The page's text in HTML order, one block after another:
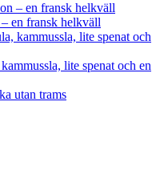
– en fransk helkväll
en fransk helkväll
kammussla, lite spenat och
lite spenat och en
utan trams